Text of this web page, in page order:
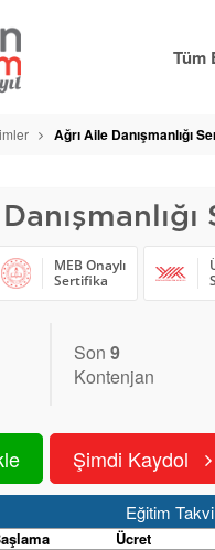
Tüm
Ağrı Aile Danışmanlığı
MEB Onaylı
Sertifika
Son 9
Kontenjan
Şimdi Kaydol
Eğitim
Ücret